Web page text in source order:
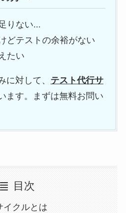
りない...
どテストの余裕がない
たい
に対して、 テスト代行サ
ます。まずは無料お問い
目次
イクルとは